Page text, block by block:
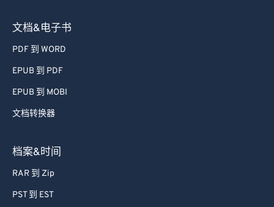
文档&电子书
PDF 到 WORD
EPUB 到 PDF
EPUB 到 MOBI
文档转换器
档案&时间
RAR 到 Zip
PST 到 EST